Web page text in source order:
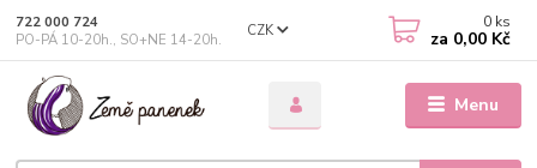
Menu
CZK
722 000 724
PO-PÁ 10-20h., SO+NE 14-20h.
0 ks
za 0,00 Kč